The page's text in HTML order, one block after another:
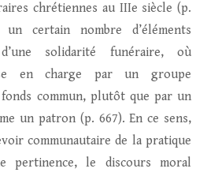
chrétiennes au IIIe siècle (p.
un certain nombre d’éléments
solidarité funéraire, où
en charge par un groupe
fonds commun, plutôt que par un
un patron (p. 667). En ce sens,
communautaire de la pratique
pertinence, le discours moral